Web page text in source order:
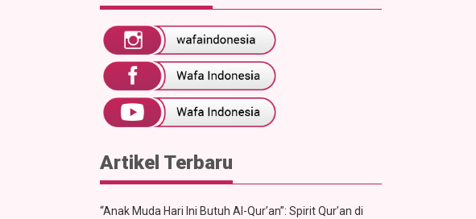
Artikel Terbaru
“Anak Muda Hari Ini Butuh Al-Qur’an”: Spirit Qur’an di